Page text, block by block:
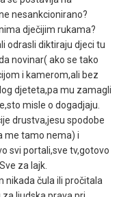
nesankcionirano?
dječijim rukama?
odrasli diktiraju djeci tu
novinar( ako se tako
i kamerom,ali bez
djeteta,pa mu zamagli
misle o dogadjaju.
drustva,jesu spodobe
me tamo nema) i
svi portali,sve tv,gotovo
za lajk.
nikada čula ili pročitala